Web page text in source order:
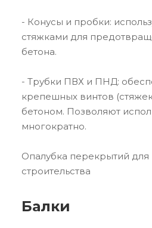
- Конусы и пробки:
стяжками для
бетона.
- Трубки ПВХ и ПНД:
крепешных винтов
бетоном. Позволяют
многократно.
Опалубка перекрытий для
строительства
Балки